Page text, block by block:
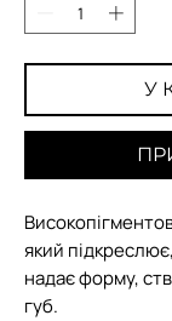
У
який
надає форму,
губ.